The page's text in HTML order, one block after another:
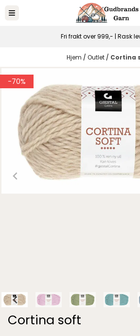
Hopp til innhold
Fri frakt over 999,- | Rask
Hjem / Outlet / Cortina
-70%
Cortina soft